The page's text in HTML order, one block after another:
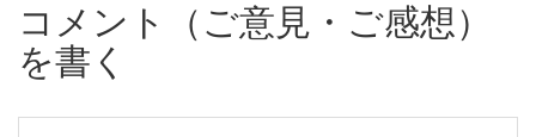
コメント（ご意見・ご感想）
を書く